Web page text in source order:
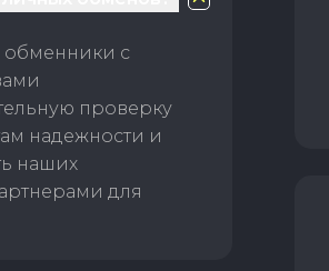
обменники с
проверку
надежности и
наших
для